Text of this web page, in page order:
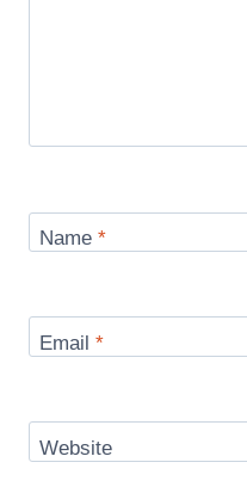
Name *
Email *
Website